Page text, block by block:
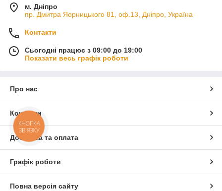
м. Дніпро
пр. Дмитра Яорницького 81, оф.13, Дніпро, Україна
Контакти
Сьогодні працює з 09:00 до 19:00
Показати весь графік роботи
Про нас
Контакти
Доставка та оплата
Графік роботи
Повна версія сайту
КНОПКА
ЗВ'ЯЗКУ